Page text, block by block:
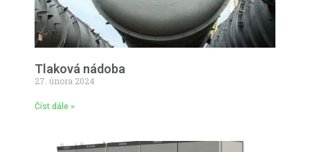
Tlaková nádoba
27. února 2024
Číst dále »